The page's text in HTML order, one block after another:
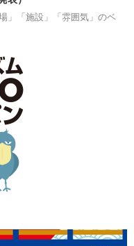
」「施設」「雰囲気」のベ